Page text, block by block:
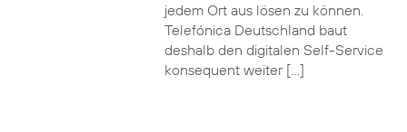
jedem Ort aus lösen zu können.
Telefónica Deutschland baut
deshalb den digitalen Self-Service
konsequent weiter […]